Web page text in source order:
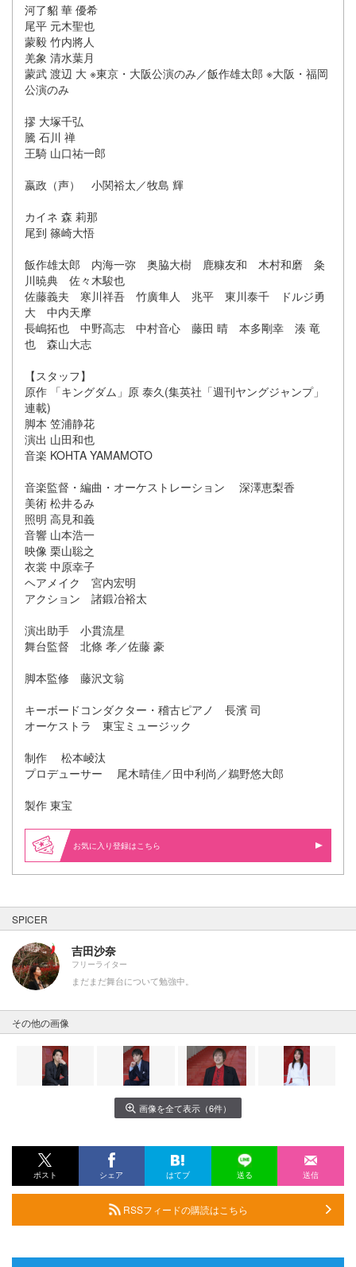
河了貂 華 優希
尾平 元木聖也
蒙毅 竹内將人
羌象 清水葉月
蒙武 渡辺 大 ※東京・大阪公演のみ／飯作雄太郎 ※大阪・福岡
公演のみ
摎 大塚千弘
騰 石川 禅
王騎 山口祐一郎
嬴政（声） 小関裕太／牧島 輝
カイネ 森 莉那
尾到 篠崎大悟
飯作雄太郎 内海一弥 奥脇大樹 鹿糠友和 木村和磨 粂
川暁典 佐々木駿也
佐藤義夫 寒川祥吾 竹廣隼人 兆平 東川泰千 ドルジ勇
大 中内天摩
長嶋拓也 中野高志 中村音心 藤田 晴 本多剛幸 湊 竜
也 森山大志
【スタッフ】
原作 「キングダム」原 泰久(集英社「週刊ヤングジャンプ」
連載)
脚本 笠浦静花
演出 山田和也
音楽 KOHTA YAMAMOTO
音楽監督・編曲・オーケストレーション 深澤恵梨香
美術 松井るみ
照明 高見和義
音響 山本浩一
映像 栗山聡之
衣裳 中原幸子
ヘアメイク 宮内宏明
アクション 諸鍛冶裕太
演出助手 小貫流星
舞台監督 北條 孝／佐藤 豪
脚本監修 藤沢文翁
キーボードコンダクター・稽古ピアノ 長濱 司
オーケストラ 東宝ミュージック
制作 松本崚汰
プロデューサー 尾木晴佳／田中利尚／鵜野悠大郎
製作 東宝
お気に入り登録はこちら
SPICER
吉田沙奈
フリーライター
まだまだ舞台について勉強中。
その他の画像
画像を全て表示（6件）
ポスト シェア はてブ 送る 送信
RSSフィードの購読はこちら